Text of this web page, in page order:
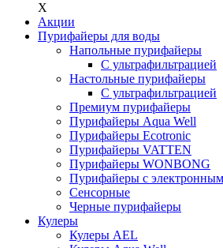
X
Акции
Пурифайеры для воды
Напольные пурифайеры
С ультрафильтрацией
Настольные пурифайеры
С ультрафильтрацией
Премиум пурифайеры
Пурифайеры Aqua Well
Пурифайеры Ecotronic
Пурифайеры VATTEN
Пурифайеры WONBONG
Пурифайеры с
Сенсорные
Черные пурифайеры
Кулеры
Кулеры AEL